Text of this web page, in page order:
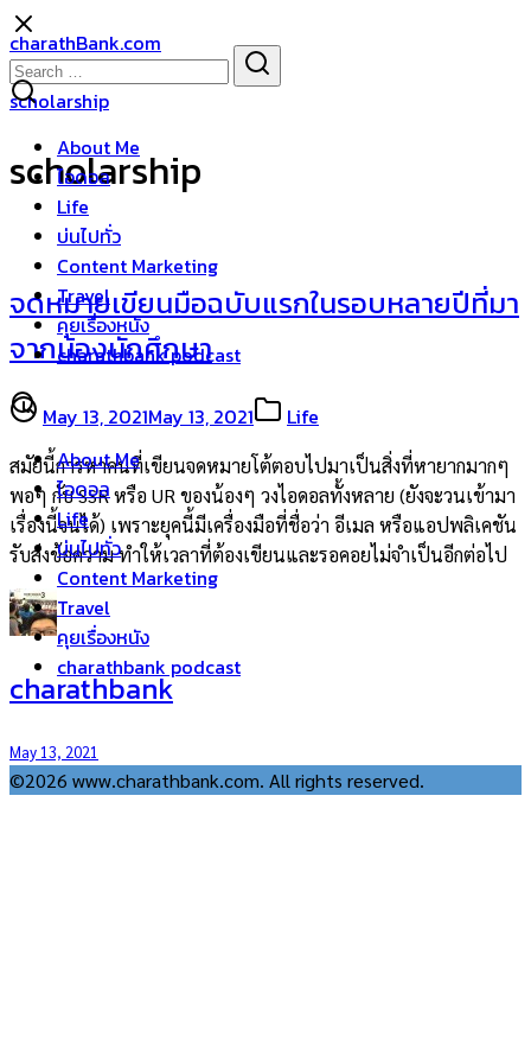
Skip
to
content
charathBank.com
About Me
ไอดอล
Life
บ่นไปทั่ว
Content Marketing
Travel
คุยเรื่องหนัง
charathbank podcast
About Me
ไอดอล
Life
บ่นไปทั่ว
Content Marketing
Travel
คุยเรื่องหนัง
charathbank podcast
Search
for:
scholarship
scholarship
จดหมายเขียนมือฉบับแรกในรอบหลายปีที่มา
จากน้องนักศึกษา
May 13, 2021May 13, 2021 Life
สมัยนี้การหาคนที่เขียนจดหมายโต้ตอบไปมาเป็นสิ่งที่หายากมากๆ
พอๆ กับ SSR หรือ UR ของน้องๆ วงไอดอลทั้งหลาย (ยังจะวนเข้ามา
เรื่องนี้จนได้) เพราะยุคนี้มีเครื่องมือที่ชื่อว่า อีเมล หรือแอปพลิเคชัน
รับส่งข้อความ ทำให้เวลาที่ต้องเขียนและรอคอยไม่จำเป็นอีกต่อไป
charathbank
May 13, 2021
©2026 www.charathbank.com. All rights reserved.